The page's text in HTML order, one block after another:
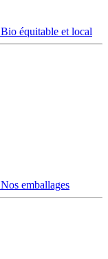
Bio équitable et local
Nos emballages